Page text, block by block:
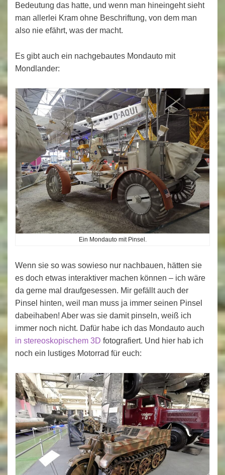
Bedeutung das hatte, und wenn man hineingeht sieht
man allerlei Kram ohne Beschriftung, von dem man
also nie efährt, was der macht.
Es gibt auch ein nachgebautes Mondauto mit
Mondlander:
Ein Mondauto mit Pinsel.
Wenn sie so was sowieso nur nachbauen, hätten sie
es doch etwas interaktiver machen können – ich wäre
da gerne mal draufgesessen. Mir gefällt auch der
Pinsel hinten, weil man muss ja immer seinen Pinsel
dabeihaben! Aber was sie damit pinseln, weiß ich
immer noch nicht. Dafür habe ich das Mondauto auch
in stereoskopischem 3D fotografiert. Und hier hab ich
noch ein lustiges Motorrad für euch: